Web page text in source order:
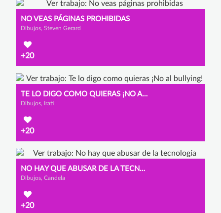
NO VEAS PÁGINAS PROHIBIDAS
Dibujos, Steven Gerard
+20
TE LO DIGO COMO QUIERAS ¡NO AL BULLYING!
Dibujos, Irati
+20
NO HAY QUE ABUSAR DE LA TECNOLOGÍA
Dibujos, Candela
+20